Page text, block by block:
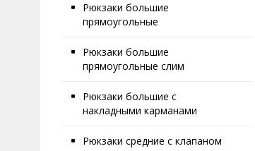
Рюкзаки большие
прямоугольные
Рюкзаки большие
прямоугольные слим
Рюкзаки большие с
накладными карманами
Рюкзаки средние с клапаном